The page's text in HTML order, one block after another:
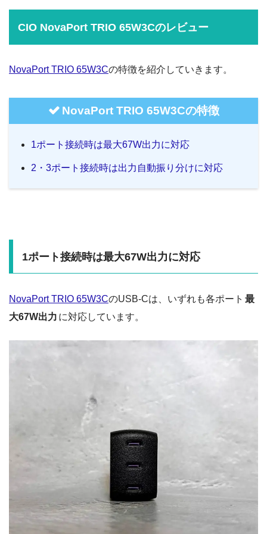
CIO NovaPort TRIO 65W3Cのレビュー
NovaPort TRIO 65W3Cの特徴を紹介していきます。
NovaPort TRIO 65W3Cの特徴
1ポート接続時は最大67W出力に対応
2・3ポート接続時は出力自動振り分けに対応
1ポート接続時は最大67W出力に対応
NovaPort TRIO 65W3CのUSB-Cは、いずれも各ポート 最
大67W出力 に対応しています。